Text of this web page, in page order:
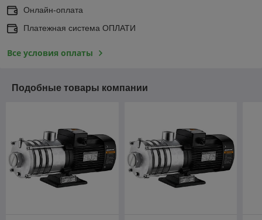
Онлайн-оплата
Платежная система ОПЛАТИ
Все условия оплаты
Подобные товары компании